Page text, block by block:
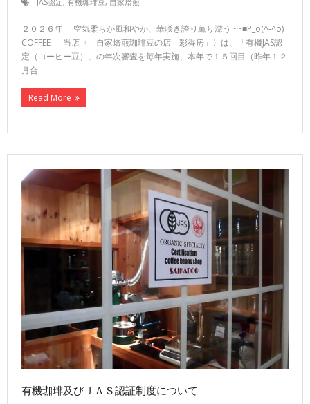
２０２６年 空気柔らか風和やか、華咲き誇り薫り漂う~~■P_o(^-^o)
COFFEE 当店〈「自家焙煎珈琲豆の店「彩香房」〉は、「有機JAS認
定（コーヒー豆）」の年次審査を毎年実施、本年で１５回目（昨年１２
月合
Read More
有機珈琲及びＪＡＳ認証制度について